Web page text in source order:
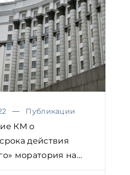
Публикации
КМ о
действия
моратория на